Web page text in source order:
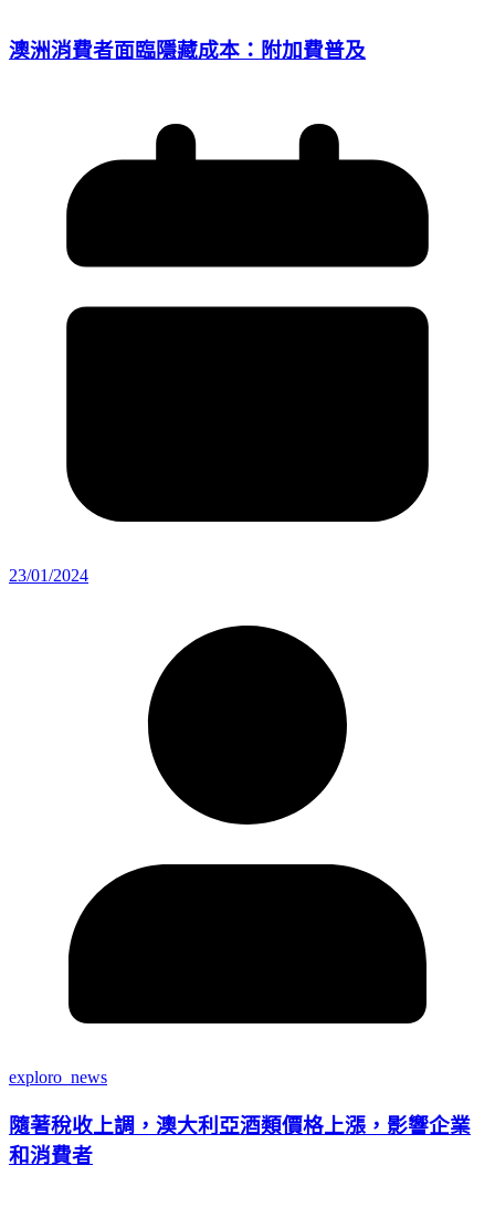
澳洲消費者面臨隱藏成本：附加費普及
23/01/2024
exploro_news
隨著稅收上調，澳大利亞酒類價格上漲，影響企業
和消費者